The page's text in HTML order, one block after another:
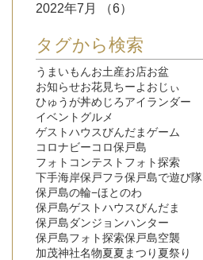
2022年7月
（6）
タグから検索
うまいもんお土産お店お盆
お知らせお花見ちーよおじぃ
ひゅうが丼めじろアイランダー
イベント グルメ
ゲストハウスびんだまゲーム
コロナビーコロ保戸島
フォトコンテスト フォト探索
下手海岸保戸フラ保戸島で遊び隊
保戸島の輪−ほとのわ
保戸島ゲストハウスびんだま
保戸島ダンジョンハンター
保戸島フォト探索保戸島空襲
加茂神社名物夏夏まつり 夏祭り